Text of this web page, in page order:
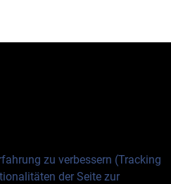
zu verbessern (Tracking
der Seite zur